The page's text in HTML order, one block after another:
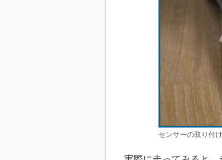
センサーの取り付